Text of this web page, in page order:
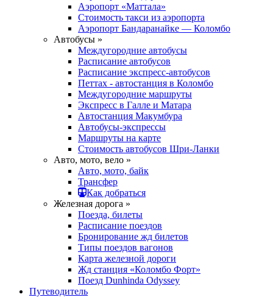
Аэропорт «Маттала»
Стоимость такси из аэропорта
Аэропорт Бандаранайке — Коломбо
Автобусы »
Междугородние автобусы
Расписание автобусов
Расписание экспресс-автобусов
Петтах - автостанция в Коломбо
Междугородние маршруты
Экспресс в Галле и Матара
Автостанция Макумбура
Автобусы-экспрессы
Маршруты на карте
Стоимость автобусов Шри-Ланки
Авто, мото, вело »
Авто, мото, байк
Трансфер
Как добраться
Железная дорога »
Поезда, билеты
Расписание поездов
Бронирование жд билетов
Типы поездов вагонов
Карта железной дороги
Жд станция «Коломбо Форт»
Поезд Dunhinda Odyssey
Путеводитель